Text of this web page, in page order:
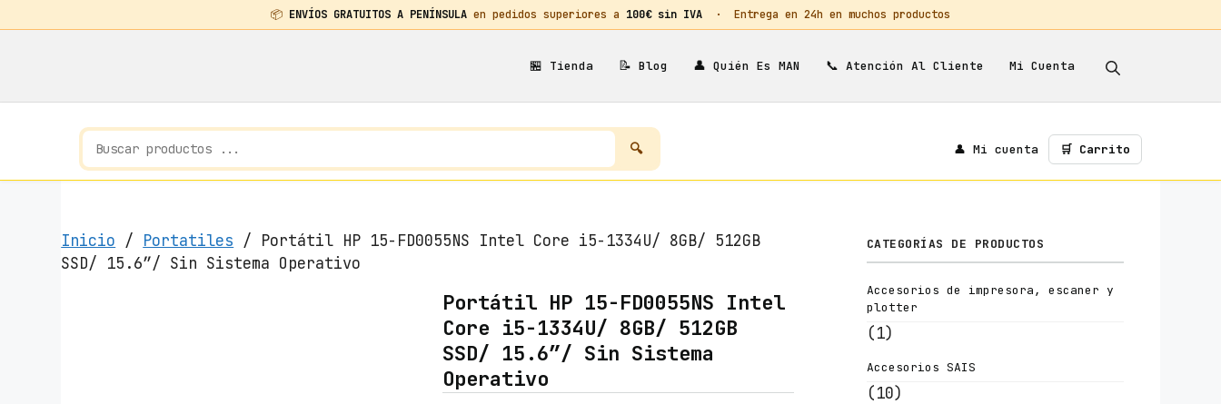
📦 ENVÍOS GRATUITOS A PENÍNSULA en pedidos superiores a 100€ sin IVA · Entrega en 24h en muchos productos
🏪 Tienda 📝 Blog 👤 Quién Es MAN 📞 Atención Al Cliente Mi Cuenta
👤 Mi cuenta 🛒 Carrito
Inicio / Portatiles / Portátil HP 15-FD0055NS Intel Core i5-1334U/ 8GB/ 512GB
SSD/ 15.6″/ Sin Sistema Operativo
Portátil HP 15-FD0055NS Intel
Core i5-1334U/ 8GB/ 512GB
SSD/ 15.6″/ Sin Sistema
Operativo
CATEGORÍAS DE PRODUCTOS
Accesorios de impresora, escaner y
plotter
(1)
Accesorios SAIS
(10)